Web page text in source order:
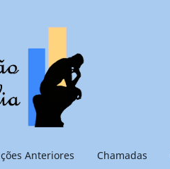
Anteriores Chamadas